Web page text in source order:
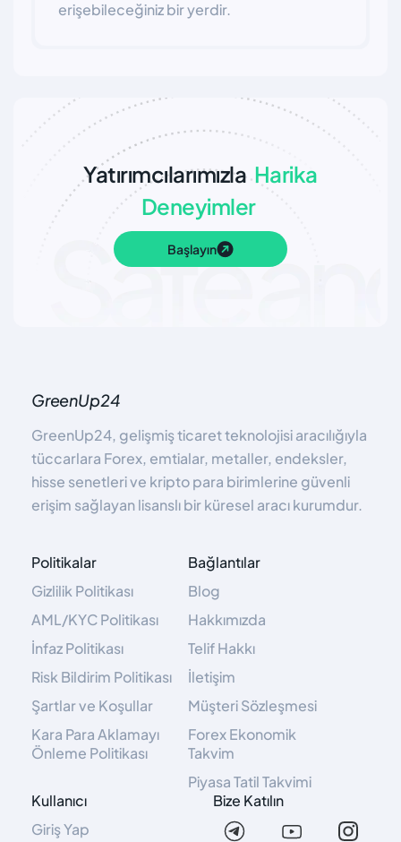
erişebileceğiniz bir yerdir.
Yatırımcılarımızla Harika
Deneyimler
Başlayın
GreenUp24
GreenUp24, gelişmiş ticaret teknolojisi aracılığıyla
tüccarlara Forex, emtialar, metaller, endeksler,
hisse senetleri ve kripto para birimlerine güvenli
erişim sağlayan lisanslı bir küresel aracı kurumdur.
Politikalar
Gizlilik Politikası
AML/KYC Politikası
İnfaz Politikası
Risk Bildirim Politikası
Şartlar ve Koşullar
Kara Para Aklamayı
Önleme Politikası
Bağlantılar
Blog
Hakkımızda
Telif Hakkı
İletişim
Müşteri Sözleşmesi
Forex Ekonomik
Takvim
Piyasa Tatil Takvimi
Kullanıcı
Giriş Yap
Bize Katılın